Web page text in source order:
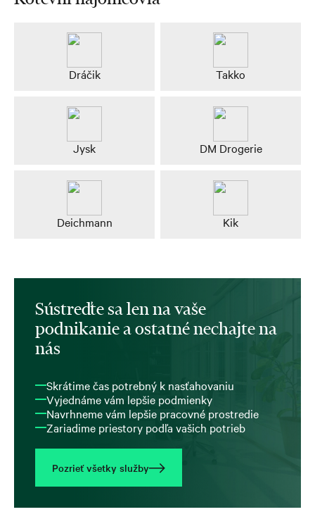
Dráčik Takko
Jysk DM Drogerie
Deichmann Kik
Sústreďte sa len na vaše
podnikanie a ostatné nechajte na
nás
Skrátime čas potrebný k nasťahovaniu
Vyjednáme vám lepšie podmienky
Navrhneme vám lepšie pracovné prostredie
Zariadime priestory podľa vašich potrieb
Pozrieť všetky služby